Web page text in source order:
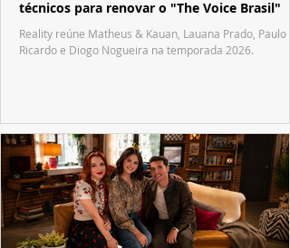
técnicos para renovar o "The Voice Brasil"
Reality reúne Matheus & Kauan, Lauana Prado, Paulo
Ricardo e Diogo Nogueira na temporada 2026.